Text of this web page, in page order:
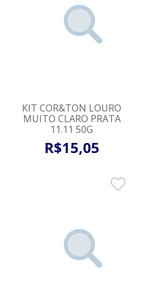
KIT COR&TON LOURO
MUITO CLARO PRATA
11.11 50G
R$15,05